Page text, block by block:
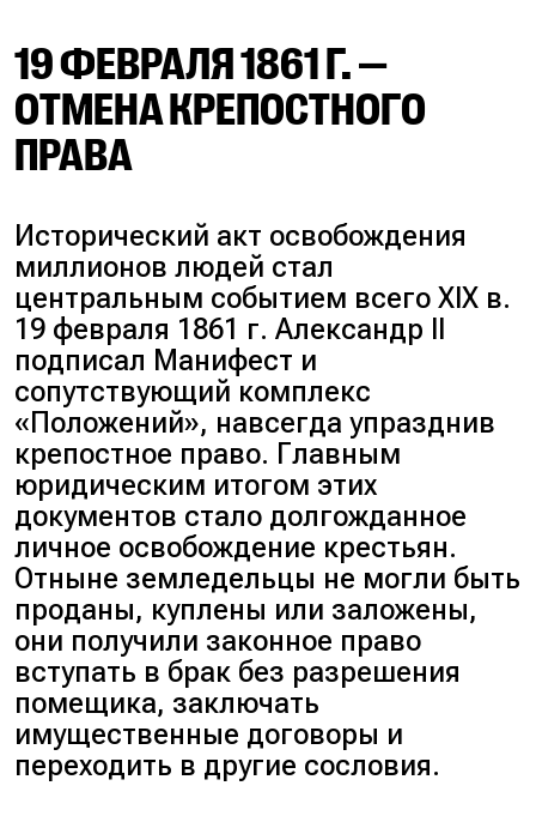
19 ФЕВРАЛЯ 1861 Г. —
ОТМЕНА КРЕПОСТНОГО
ПРАВА
Исторический акт освобождения
миллионов людей стал
центральным событием всего XIX в.
19 февраля 1861 г. Александр II
подписал Манифест и
сопутствующий комплекс
«Положений», навсегда упразднив
крепостное право. Главным
юридическим итогом этих
документов стало долгожданное
личное освобождение крестьян.
Отныне земледельцы не могли быть
проданы, куплены или заложены,
они получили законное право
вступать в брак без разрешения
помещика, заключать
имущественные договоры и
переходить в другие сословия.